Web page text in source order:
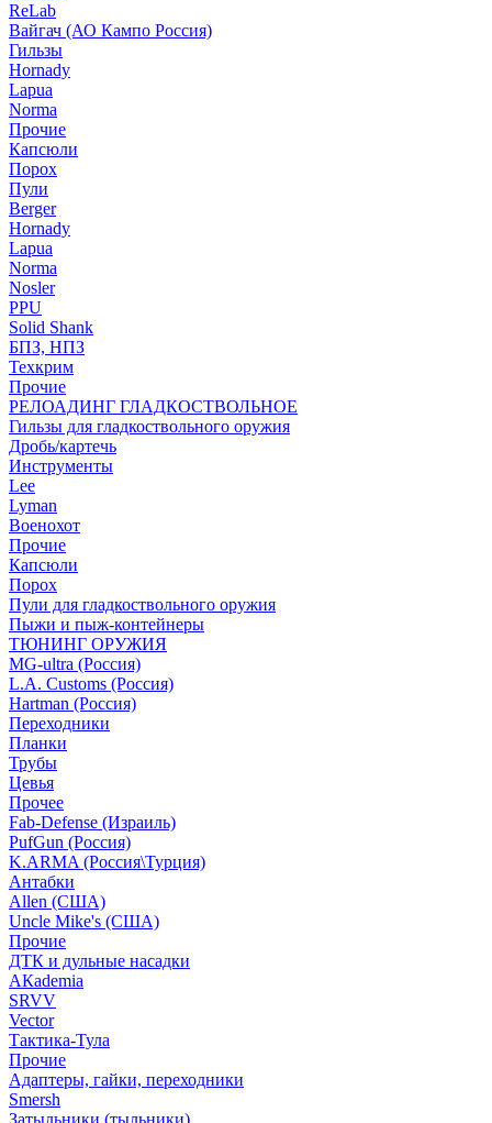
ReLab
Вайгач (АО Кампо Россия)
Гильзы
Hornady
Lapua
Norma
Прочие
Капсюли
Порох
Пули
Berger
Hornady
Lapua
Norma
Nosler
PPU
Solid Shank
БПЗ, НПЗ
Техкрим
Прочие
РЕЛОАДИНГ ГЛАДКОСТВОЛЬНОЕ
Гильзы для гладкоствольного оружия
Дробь/картечь
Инструменты
Lee
Lyman
Военохот
Прочие
Капсюли
Порох
Пули для гладкоствольного оружия
Пыжи и пыж-контейнеры
ТЮНИНГ ОРУЖИЯ
MG-ultra (Россия)
L.A. Customs (Россия)
Hartman (Россия)
Переходники
Планки
Трубы
Цевья
Прочее
Fab-Defense (Израиль)
PufGun (Россия)
K.ARMA (Россия\Турция)
Антабки
Allen (США)
Uncle Mike's (США)
Прочие
ДТК и дульные насадки
АКademia
SRVV
Vector
Тактика-Тула
Прочие
Адаптеры, гайки, переходники
Smersh
Затыльники (тыльники)